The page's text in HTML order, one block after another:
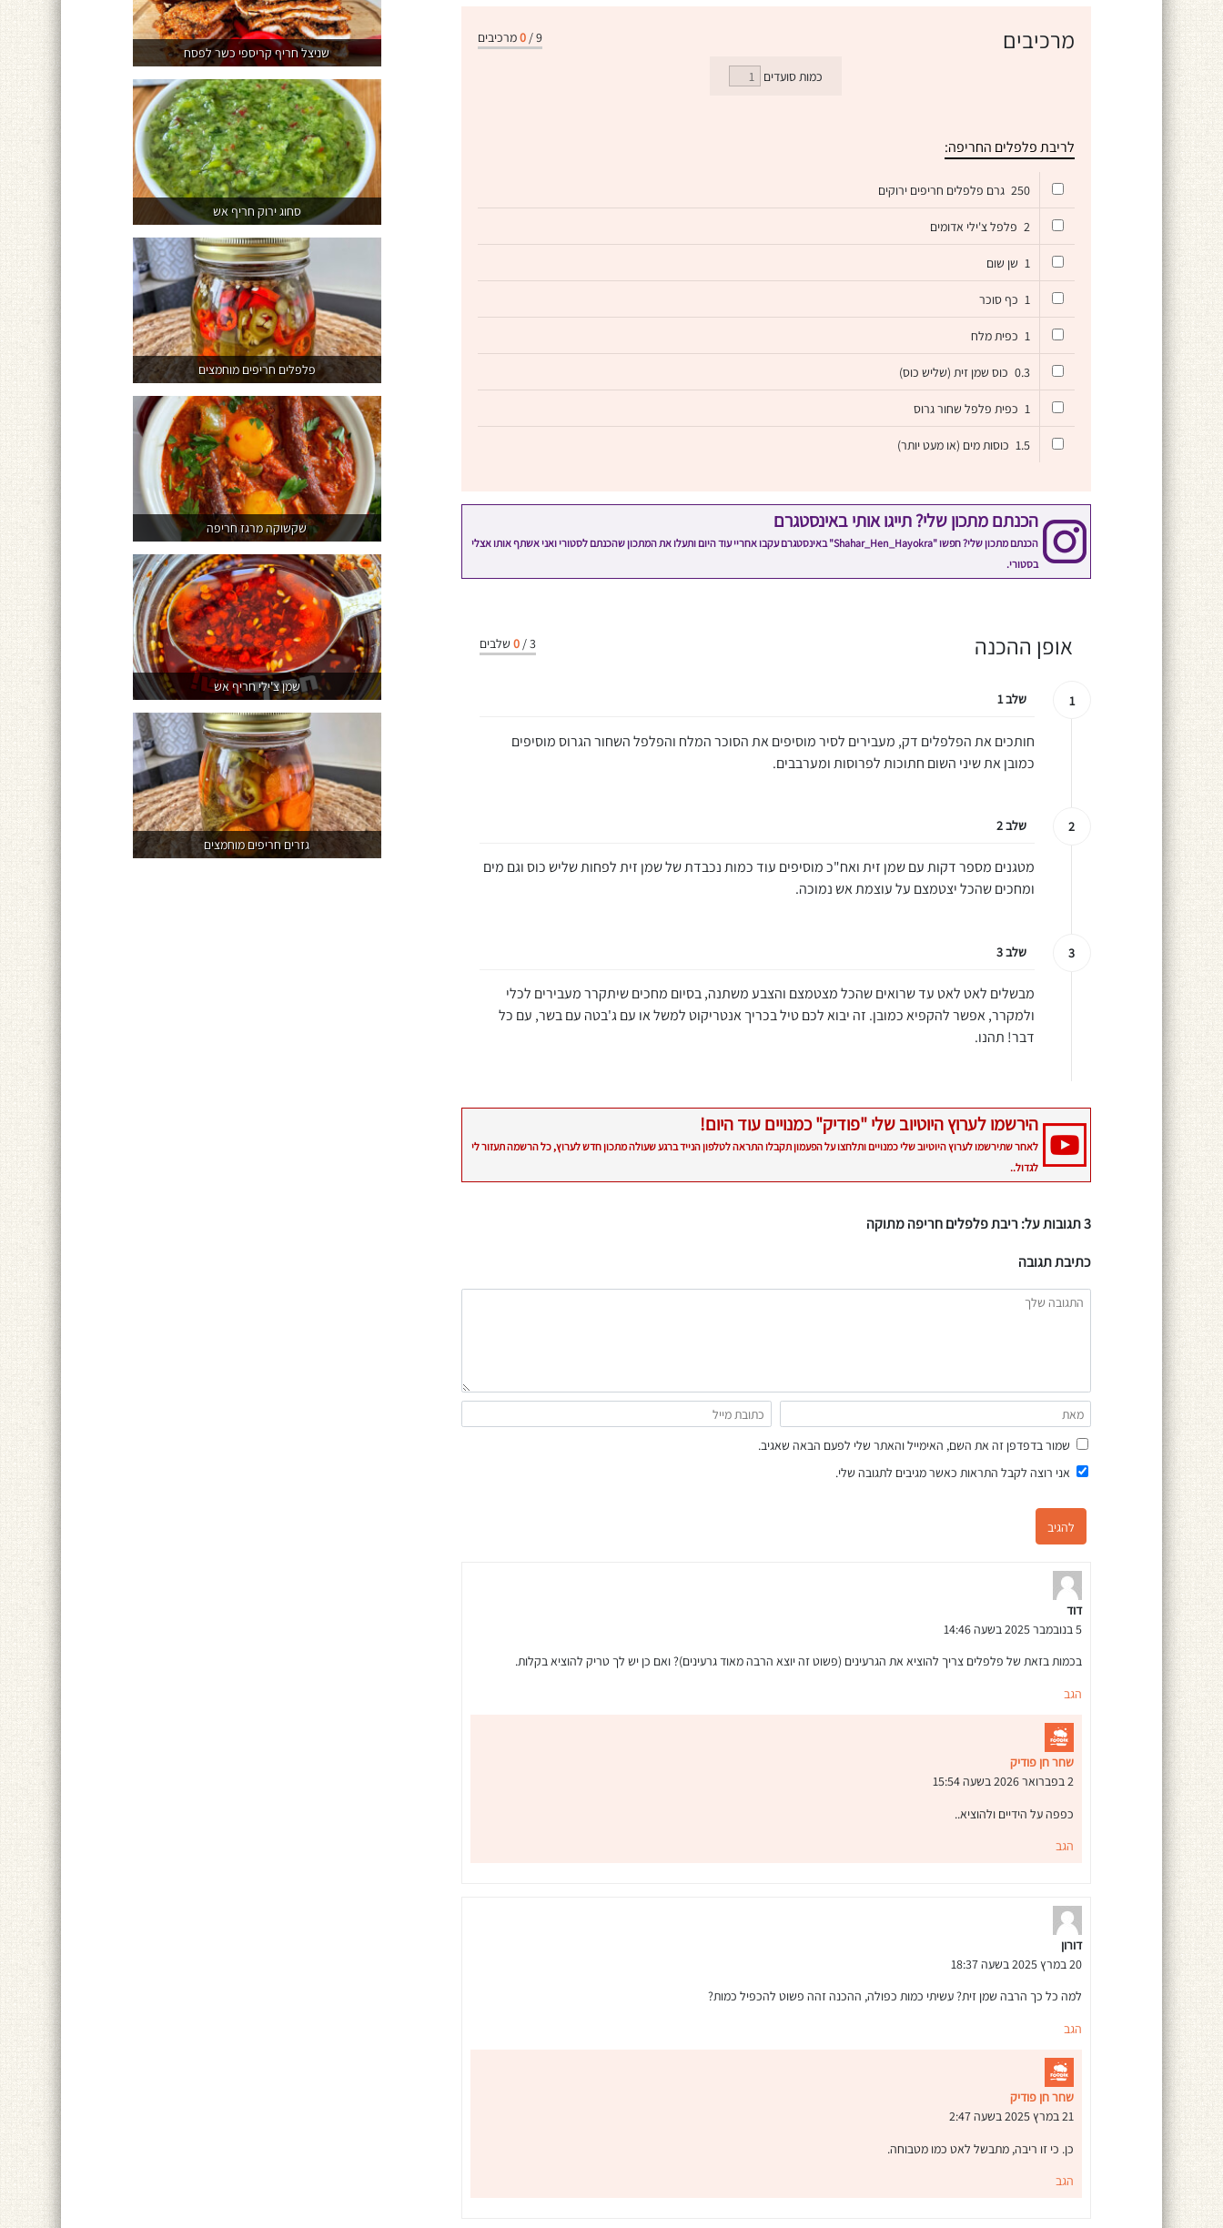
9
/
0מרכיבים מרכיבים
כמות סועדים
לריבת פלפלים החריפה:
250 גרם פלפלים חריפים ירוקים
2 פלפל צ'ילי אדומים
1 שן שום
1 כף סוכר
1 כפית מלח
0.3 כוס שמן זית (שליש כוס)
1 כפית פלפל שחור גרוס
1.5 כוסות מים (או מעט יותר)
הכנתם מתכון שלי? תייגו אותי באינסטגרם
הכנתם מתכון שלי? חפשו "Shahar_Hen_Hayokra" באינסטגרם עקבו אחריי עוד היום ותעלו את המתכון שהכנתם לסטורי ואני אשתף אותו אצלי
בסטורי.
3
/
0 שלבים אופן ההכנה
1 שלב 1
חותכים את הפלפלים דק, מעבירים לסיר מוסיפים את הסוכר המלח והפלפל השחור הגרוס מוסיפים
כמובן את שיני השום חתוכות לפרוסות ומערבבים.
2 שלב 2
מטגנים מספר דקות עם שמן זית ואח"כ מוסיפים עוד כמות נכבדת של שמן זית לפחות שליש כוס וגם מים
ומחכים שהכל יצטמצם על עוצמת אש נמוכה.
3 שלב 3
מבשלים לאט לאט עד שרואים שהכל מצטמצם והצבע משתנה, בסיום מחכים שיתקרר מעבירים לכלי
ולמקרר, אפשר להקפיא כמובן. זה יבוא לכם טיל בכריך אנטריקוט למשל או עם ג'בטה עם בשר, עם כל
דבר! תהנו.
הירשמו לערוץ היוטיוב שלי "פודיק" כמנויים עוד היום!
לאחר שתירשמו לערוץ היוטיוב שלי כמנויים ותלחצו על הפעמון תקבלו התראה לטלפון הנייד ברגע שעולה מתכון חדש לערוץ, כל הרשמה תעזור לי
לגדול..
3 תגובות על: ריבת פלפלים חריפה מתוקה
כתיבת תגובה
שמור בדפדפן זה את השם, האימייל והאתר שלי לפעם הבאה שאגיב.
אני רוצה לקבל התראות כאשר מגיבים לתגובה שלי.
דוד
5 בנובמבר 2025 בשעה 14:46
בכמות בזאת של פלפלים צריך להוציא את הגרעינים (פשוט זה יוצא הרבה מאוד גרעינים)? ואם כן יש לך טריק להוציא בקלות.
הגב
שחר חן פודיק
2 בפברואר 2026 בשעה 15:54
כפפה על הידיים ולהוציא..
הגב
דורון
20 במרץ 2025 בשעה 18:37
למה כל כך הרבה שמן זית? עשיתי כמות כפולה, ההכנה זהה פשוט להכפיל כמות?
הגב
שחר חן פודיק
21 במרץ 2025 בשעה 2:47
כן. כי זו ריבה, מתבשל לאט כמו מטבוחה.
הגב
שניצל חריף קריספי כשר לפסח
סחוג ירוק חריף אש
פלפלים חריפים מוחמצים
שקשוקה מרגז חריפה
שמן צ'ילי חריף אש
גזרים חריפים מוחמצים